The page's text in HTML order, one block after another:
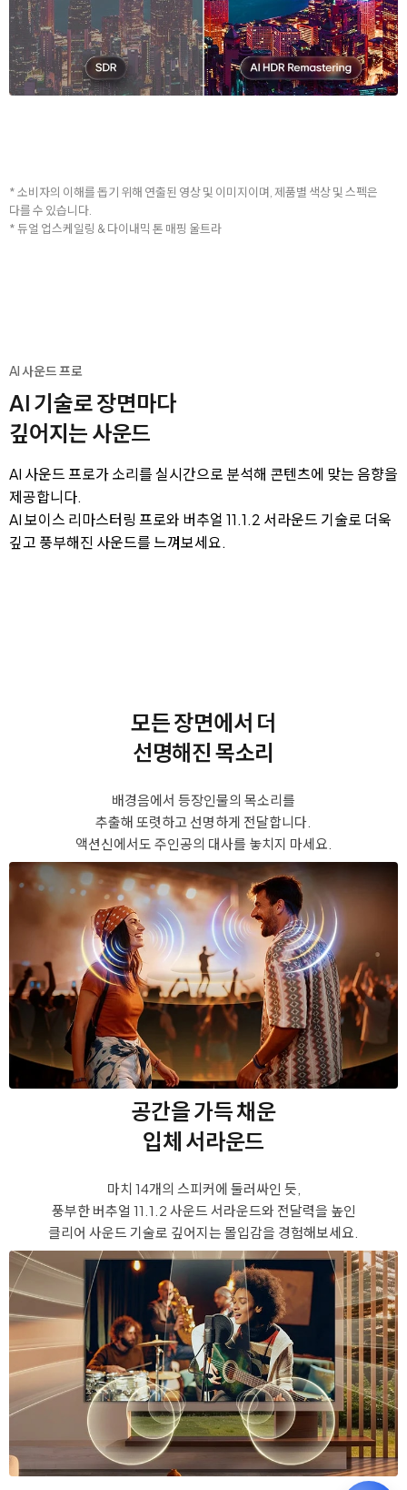
* 소비자의 이해를 돕기 위해 연출된 영상 및 이미지이며, 제품별 색상 및 스펙은
다를 수 있습니다.
* 듀얼 업스케일링 & 다이내믹 톤 매핑 울트라
AI 사운드 프로
AI 기술로 장면마다
깊어지는 사운드
AI 사운드 프로가 소리를 실시간으로 분석해 콘텐츠에 맞는 음향을
제공합니다.
AI 보이스 리마스터링 프로와 버추얼 11.1.2 서라운드 기술로 더욱
깊고 풍부해진 사운드를 느껴보세요.
모든 장면에서 더
선명해진 목소리
배경음에서 등장인물의 목소리를
추출해 또렷하고 선명하게 전달합니다.
액션신에서도 주인공의 대사를 놓치지 마세요.
공간을 가득 채운
입체 서라운드
마치 14개의 스피커에 둘러싸인 듯,
풍부한 버추얼 11.1.2 사운드 서라운드와 전달력을 높인
클리어 사운드 기술로 깊어지는 몰입감을 경험해보세요.